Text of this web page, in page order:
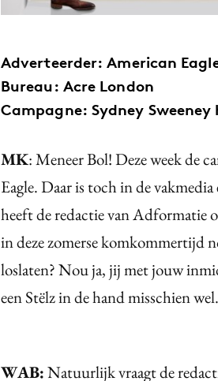
Adverteerder: American
Bureau: Acre London
Campagne: Sydney
MK: Meneer Bol! Deze week de
Eagle. Daar is toch in de
heeft de redactie van Adformatie
in deze zomerse komkommertijd
loslaten? Nou ja, jij met jouw
een Stëlz in de hand misschien
WAB:Natuurlijk vraagt de